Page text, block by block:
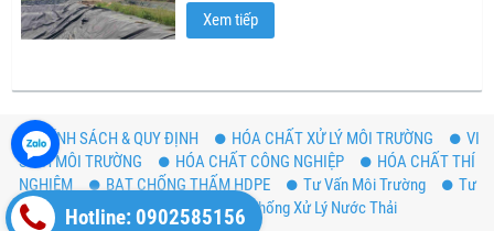
Xem tiếp
CHÍNH SÁCH & QUY ĐỊNH HÓA CHẤT XỬ LÝ MÔI TRƯỜNG
VI
SINH MÔI TRƯỜNG
HÓA CHẤT CÔNG NGHIỆP
HÓA CHẤT THÍ
NGHIỆM
BẠT CHỐNG THẤM HDPE Tư Vấn Môi Trường
Tư
Vấn Lắp Đặt, Xây Dựng Hệ Thống Xử Lý Nước Thải
Hotline: 0902585156